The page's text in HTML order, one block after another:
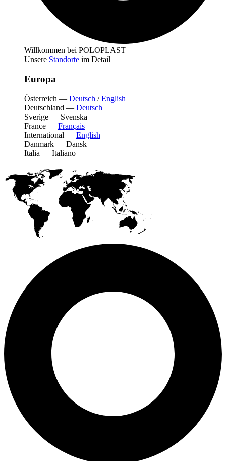
Willkommen bei POLOPLAST
Unsere Standorte im Detail
Europa
Österreich — Deutsch /English
Deutschland — Deutsch
Sverige — Svenska
France — Français
International — English
Danmark — Dansk
Italia — Italiano